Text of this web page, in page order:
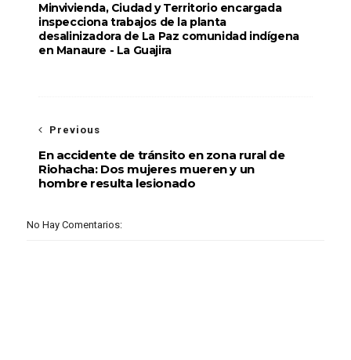
Minvivienda, Ciudad y Territorio encargada
inspecciona trabajos de la planta
desalinizadora de La Paz comunidad indígena
en Manaure - La Guajira
Previous
En accidente de tránsito en zona rural de
Riohacha: Dos mujeres mueren y un
hombre resulta lesionado
No Hay Comentarios: